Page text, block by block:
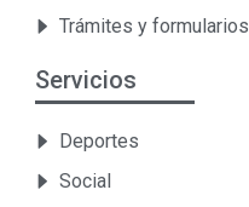
Trámites y formularios
Servicios
Deportes
Social